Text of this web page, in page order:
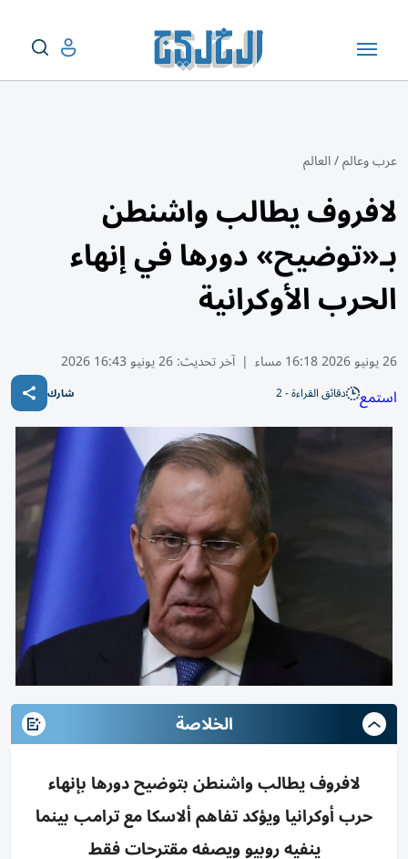
عرب وعالم/العالم
لافروف يطالب واشنطن
بـ«توضيح» دورها في إنهاء
الحرب الأوكرانية
26 يونيو 2026 16:18 مساء | آخر تحديث:26 يونيو 16:43 2026
استمع دقائق القراءة - 2 شارك
الخلاصة
لافروف يطالب واشنطن بتوضيح دورها بإنهاء
حرب أوكرانيا ويؤكد تفاهم ألاسكا مع ترامب بينما
ينفيه روبيو ويصفه مقترحات فقط